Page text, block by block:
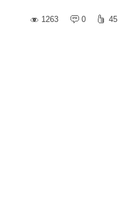
1263
0 45